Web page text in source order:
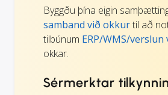
Byggðu þína eigin
samband við okkurtil að
tilbúnum ERP/WMS/
okkar.
Sérmerktar